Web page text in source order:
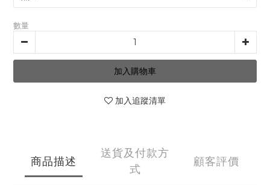
數量
加入購物車
加入追蹤清單
商品描述
送貨及付款方
式
顧客評價